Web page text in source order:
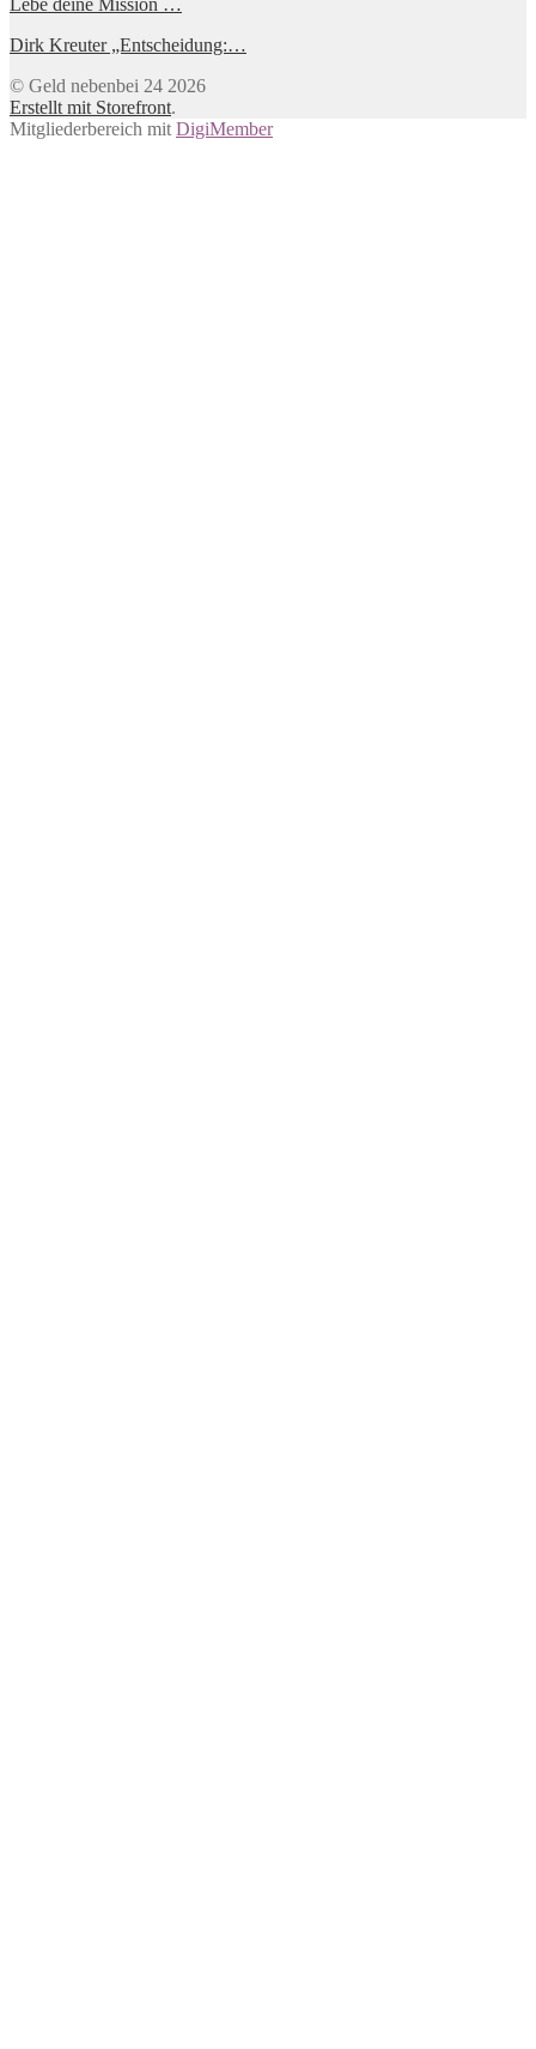
Dirk Kreuter „Entscheidung:…
© Geld nebenbei 24 2026
Erstellt mit Storefront.
Mitgliederbereich mit DigiMember